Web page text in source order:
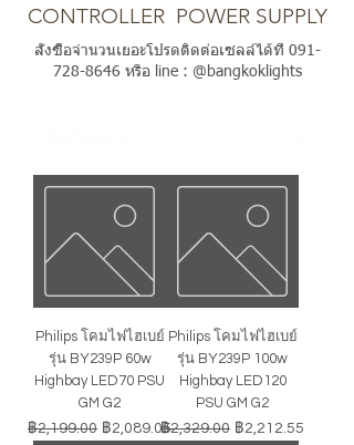
CONTROLLER POWER SUPPLY
สั่งซื้อจำนวนเยอะโปรดติดต่อเซลล์ได้ที่ 091-
728-8646หรือ line : @bangkoklights
Philips โคมไฟไฮเบย์
รุ่น BY239P 60w
Highbay LED70 PSU
GM G2
ราคาปกติ
฿2,199.00 ราคาขายลด
฿2,089.05
Philips โคมไฟไฮเบย์
รุ่น BY239P 100w
Highbay LED120
PSU GM G2
ราคาปกติ
฿2,329.00 ราคาขายลด
฿2,212.55